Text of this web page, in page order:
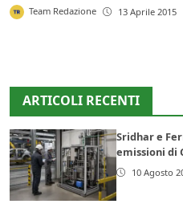
Team Redazione 13 Aprile 2015
ARTICOLI RECENTI
Sridhar e
emissioni di
10 Agosto